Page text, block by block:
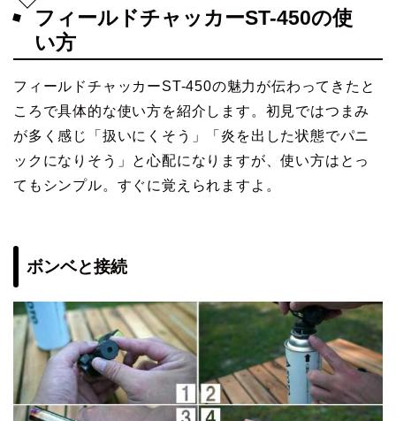
フィールドチャッカーST-450の使
い方
フィールドチャッカーST-450の魅力が伝わってきたと
ころで具体的な使い方を紹介します。初見ではつまみ
が多く感じ「扱いにくそう」「炎を出した状態でパニ
ックになりそう」と心配になりますが、使い方はとっ
てもシンプル。すぐに覚えられますよ。
ボンベと接続